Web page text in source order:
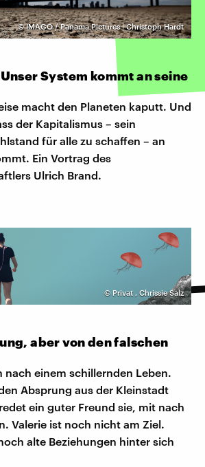
©IMAGO / Panama Pictures | Christoph Hardt
System kommt an seine
macht den Planeten kaputt. Und
der Kapitalismus – sein
für alle zu schaffen – an
Ein Vortrag des
Ulrich Brand.
© Privat , Chrissie Salz
aber von den falschen
nach einem schillernden Leben.
Absprung aus der Kleinstadt
ein guter Freund sie, mit nach
Valerie ist noch nicht am Ziel.
alte Beziehungen hinter sich